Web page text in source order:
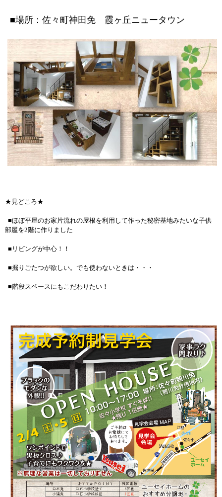
■場所：佐々町神田免 霞ヶ丘ニュータウン
★見どころ★
■ほぼ平屋のお家片流れの屋根を利用して作った秘密基地みたいな子供
部屋を2階に作りました
■リビングが中心！！
■掘りごたつが欲しい。でも使わないときは・・・
■階段スペースにもこだわりたい！